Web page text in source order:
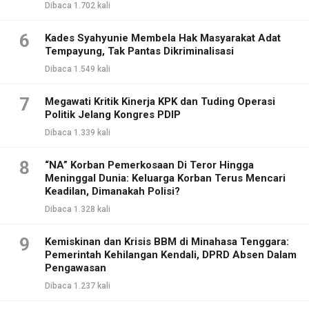
Dibaca 1.702 kali
6
Kades Syahyunie Membela Hak Masyarakat Adat
Tempayung, Tak Pantas Dikriminalisasi
Dibaca 1.549 kali
7
Megawati Kritik Kinerja KPK dan Tuding Operasi
Politik Jelang Kongres PDIP
Dibaca 1.339 kali
8
“NA” Korban Pemerkosaan Di Teror Hingga
Meninggal Dunia: Keluarga Korban Terus Mencari
Keadilan, Dimanakah Polisi?
Dibaca 1.328 kali
9
Kemiskinan dan Krisis BBM di Minahasa Tenggara:
Pemerintah Kehilangan Kendali, DPRD Absen Dalam
Pengawasan
Dibaca 1.237 kali